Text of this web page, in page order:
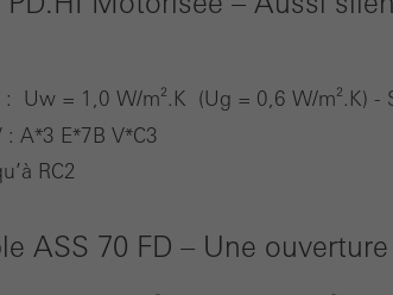
: Uw = 1,0 W/m².K (Ug = 0,6 W/m².K) -
: A*3 E*7B V*C3
RC2
ASS 70 FD – Une